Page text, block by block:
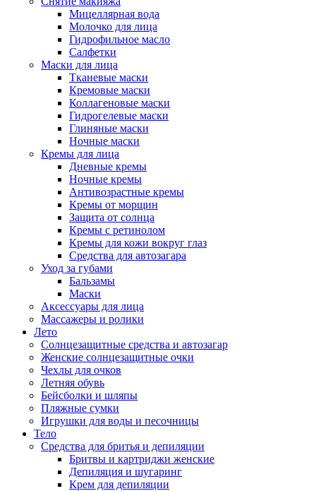
Мицеллярная вода
Молочко для лица
Гидрофильное масло
Салфетки
Маски для лица
Тканевые маски
Кремовые маски
Коллагеновые маски
Гидрогелевые маски
Глиняные маски
Ночные маски
Кремы для лица
Дневные кремы
Ночные кремы
Антивозрастные кремы
Кремы от морщин
Защита от солнца
Кремы с ретинолом
Кремы для кожи вокруг глаз
Средства для автозагара
Уход за губами
Бальзамы
Маски
Аксессуары для лица
Массажеры и ролики
Лето
Солнцезащитные средства и автозагар
Женские солнцезащитные очки
Чехлы для очков
Летняя обувь
Бейсболки и шляпы
Пляжные сумки
Игрушки для воды и песочницы
Тело
Средства для бритья и депиляции
Бритвы и картриджи женские
Депиляция и шугаринг
Крем для депиляции